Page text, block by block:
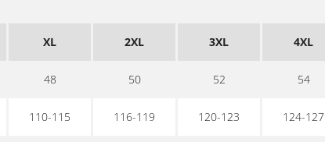
XL 2XL 3XL 4XL
48 50 52 54
110-115 116-119 120-123 124-127